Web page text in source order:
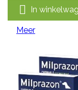
 In
Meer